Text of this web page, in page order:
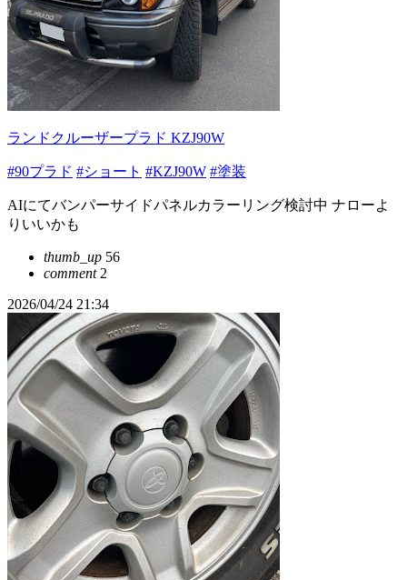
ランドクルーザープラド KZJ90W
#90プラド #ショート #KZJ90W #塗装
AIにてバンパーサイドパネルカラーリング検討中 ナローよ
りいいかも
thumb_up 56
comment2
2026/04/24 21:34